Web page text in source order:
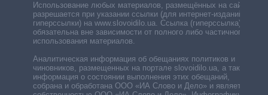
Использование любых материалов, размещённых на сайте,
разрешается при указании ссылки (для интернет-изданий —
гиперссылки) на www.slovoidilo.ua. Ссылка (гиперссылка)
обязательна вне зависимости от полного либо частичного
использования материалов.
Аналитическая информация об обещаниях политиков и
чиновников, размещенных на портале slovoidilo.ua, а также
информация о состоянии выполнения этих обещаний,
собрана и обработана ООО «ИА Слово и Дело» и является